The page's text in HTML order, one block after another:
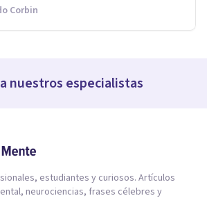
Corbin
nuestros especialistas
estudiantes y curiosos. Artículos
neurociencias, frases célebres y